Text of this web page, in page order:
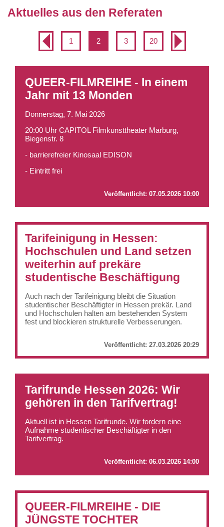
Aktuelles aus den Referaten
1 2 3 20
QUEER-FILMREIHE - In einem
Jahr mit 13 Monden
Donnerstag, 7. Mai 2026
20:00 Uhr CAPITOL Filmkunsttheater Marburg,
Biegenstr. 8
- barrierefreier Kinosaal EDISON
- Eintritt frei
Veröffentlicht:07.05.2026 10:00
Tarifeinigung in Hessen:
Hochschulen und Land setzen
weiterhin auf prekäre
studentische Beschäftigung
Auch nach der Tarifeinigung bleibt die Situation
studentischer Beschäftigter in Hessen prekär. Land
und Hochschulen halten am bestehenden System
fest und blockieren strukturelle Verbesserungen.
Veröffentlicht:27.03.2026 20:29
Tarifrunde Hessen 2026: Wir
gehören in den Tarifvertrag!
Aktuell ist in Hessen Tarifrunde. Wir fordern eine
Aufnahme studentischer Beschäftigter in den
Tarifvertrag.
Veröffentlicht:06.03.2026 14:00
QUEER-FILMREIHE - DIE
JÜNGSTE TOCHTER